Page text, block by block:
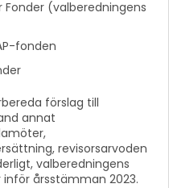
Fonder (valberedningens
fonden
förslag till
annat
revisorsarvoden
valberedningens
årsstämman 2023.